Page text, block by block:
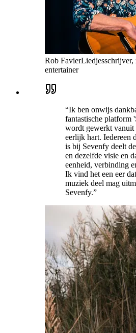
Rob FavierLiedjesschrijver,
entertainer
“Ik ben onwijs
fantastische platform
wordt gewerkt vanuit
eerlijk hart. Iedereen
is bij Sevenfy deelt
en dezelfde visie en
eenheid, verbinding
Ik vind het een eer
muziek deel mag
Sevenfy.”